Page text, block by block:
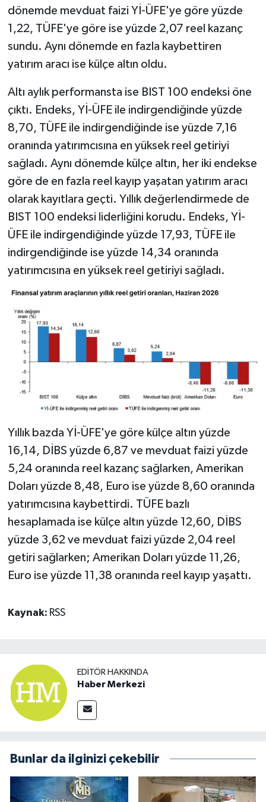
dönemde mevduat faizi Yİ-ÜFE'ye göre yüzde
1,22, TÜFE'ye göre ise yüzde 2,07 reel kazanç
sundu. Aynı dönemde en fazla kaybettiren
yatırım aracı ise külçe altın oldu.
Altı aylık performansta ise BIST 100 endeksi öne
çıktı. Endeks, Yİ-ÜFE ile indirgendiğinde yüzde
8,70, TÜFE ile indirgendiğinde ise yüzde 7,16
oranında yatırımcısına en yüksek reel getiriyi
sağladı. Aynı dönemde külçe altın, her iki endekse
göre de en fazla reel kayıp yaşatan yatırım aracı
olarak kayıtlara geçti. Yıllık değerlendirmede de
BIST 100 endeksi liderliğini korudu. Endeks, Yİ-
ÜFE ile indirgendiğinde yüzde 17,93, TÜFE ile
indirgendiğinde ise yüzde 14,34 oranında
yatırımcısına en yüksek reel getiriyi sağladı.
Yıllık bazda Yİ-ÜFE'ye göre külçe altın yüzde
16,14, DİBS yüzde 6,87 ve mevduat faizi yüzde
5,24 oranında reel kazanç sağlarken, Amerikan
Doları yüzde 8,48, Euro ise yüzde 8,60 oranında
yatırımcısına kaybettirdi. TÜFE bazlı
hesaplamada ise külçe altın yüzde 12,60, DİBS
yüzde 3,62 ve mevduat faizi yüzde 2,04 reel
getiri sağlarken; Amerikan Doları yüzde 11,26,
Euro ise yüzde 11,38 oranında reel kayıp yaşattı.
Kaynak: RSS
EDITÖR HAKKINDA
Haber Merkezi
Bunlar da ilginizi çekebilir